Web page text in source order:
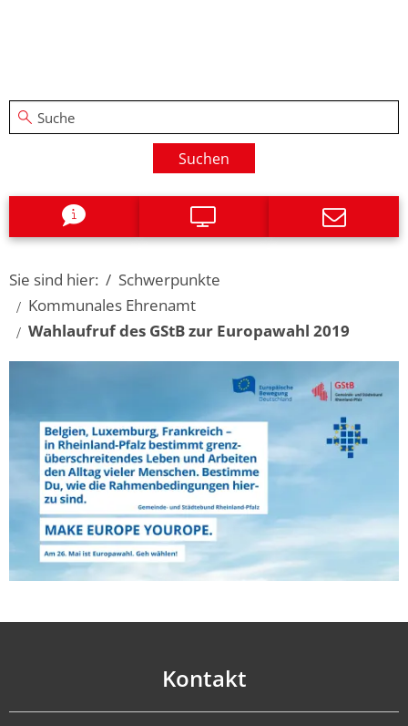
Suchen
Sie sind hier:
Schwerpunkte
Kommunales Ehrenamt
Wahlaufruf des GStB zur Europawahl 2019
GStB
zur
Europawahl
2019
Kontakt